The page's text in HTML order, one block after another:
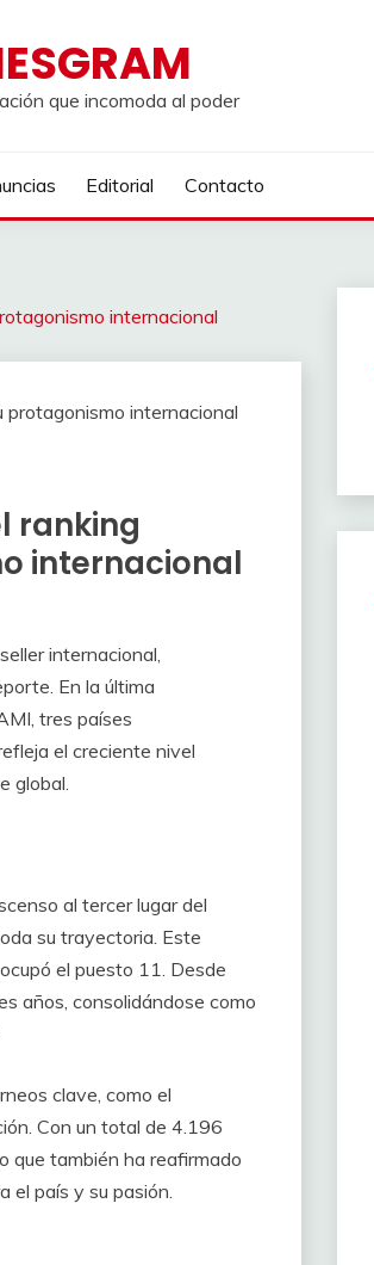
que incomoda al poder
Editorial Contacto
internacional
ranking
internacional
internacional,
En la última
tres países
el creciente nivel
global.
al tercer lugar del
su trayectoria. Este
el puesto 11. Desde
años, consolidándose como
clave, como el
Con un total de 4.196
que también ha reafirmado
el país y su pasión.